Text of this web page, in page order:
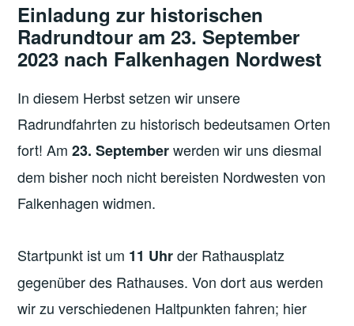
Einladung zur historischen
Radrundtour am 23. September
2023 nach Falkenhagen Nordwest
In diesem Herbst setzen wir unsere
Radrundfahrten zu historisch bedeutsamen Orten
fort! Am23. Septemberwerden wir uns diesmal
dem bisher noch nicht bereisten Nordwesten von
Falkenhagen widmen.
Startpunkt ist um 11 Uhrder Rathausplatz
gegenüber des Rathauses. Von dort aus werden
wir zu verschiedenen Haltpunkten fahren; hier